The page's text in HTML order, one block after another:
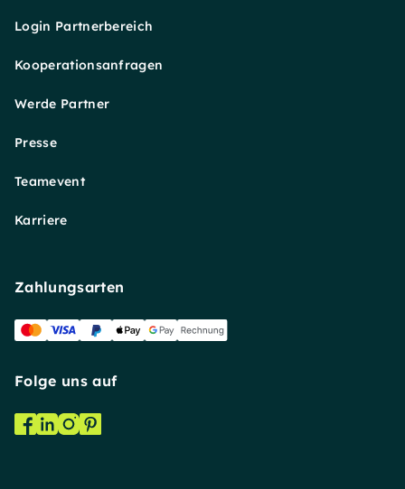
Login Partnerbereich
Kooperationsanfragen
Werde Partner
Presse
Teamevent
Karriere
Zahlungsarten
Folge uns auf